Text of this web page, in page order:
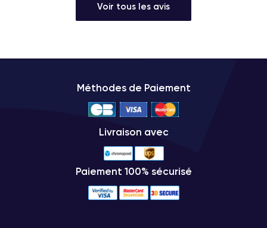
Voir tous les avis
Méthodes de Paiement
Livraison avec
Paiement 100% sécurisé